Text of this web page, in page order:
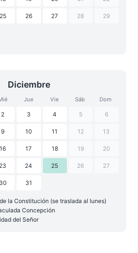
25 26 27 28 29
Diciembre
Jue Vie Sáb Dom
2 3 4 5 6
9 10 11 12 13
16 17 18 19 20
23 24 25 26 27
30 31
la Constitución (se traslada al lunes)
Concepción
del Señor